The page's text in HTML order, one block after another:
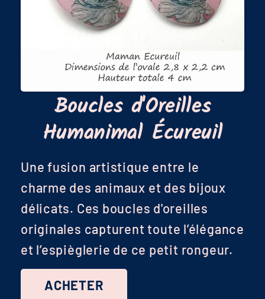
Boucles d'Oreilles
Humanimal Écureuil
Une fusion artistique entre le
charme des animaux et des bijoux
délicats. Ces boucles d'oreilles
originales capturent toute l’élégance
et l’espièglerie de ce petit rongeur.
ACHETER